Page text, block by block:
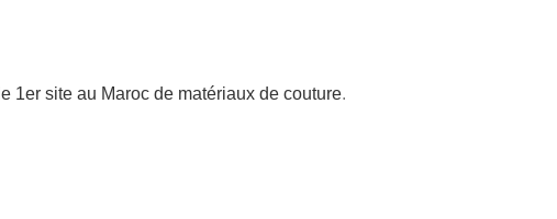
le 1er site au Maroc de matériaux de couture.